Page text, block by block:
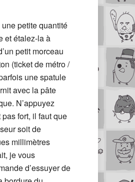
une petite quantité
et étalez-la à
petit morceau
(ticket de métro /
une spatule
avec la pâte
N’appuyez
pas fort, il faut que
soit de
millimètres
je vous
d’essuyer de